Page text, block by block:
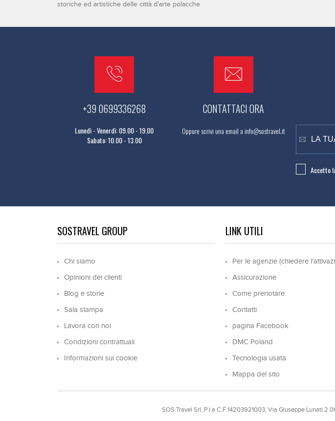
storiche ed artistiche delle città d'arte polacche
+39 0699336268
Lunedì - Venerdì: 09.00 - 19.00
Sabato: 10.00 - 13.00
CONTATTACI ORA
Oppure scrivi una email a info@sostravel.it
Accetto
SOSTRAVEL GROUP
Chi siamo
Opinioni dei clienti
Blog e storie
Sala stampa
Lavora con noi
Condizioni contrattuali
Informazioni sui cookie
LINK UTILI
Per le agenzie (chiedere
Assicurazione
Come prenotare
Contatti
pagina Facebook
DMC Poland
Tecnologia usata
Mappa del sito
SOS Travel Srl, P.I e C.F 14203921003, Via Giuseppe Lunati 2